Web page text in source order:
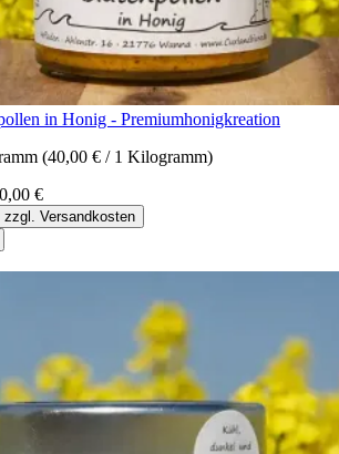
in Honig - Premiumhonigkreation
(40,00 € / 1 Kilogramm)
€
Versandkosten